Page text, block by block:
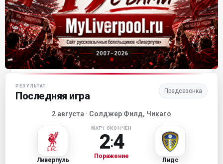
Матч-центр «Ливерпуля»
РЕЗУЛЬТАТ
Последняя игра Предсезонка
2 августа · Солджер Филд, Чикаго
Ливерпуль
МАТЧ ОКОНЧЕН
2:4
Поражение
Лидс